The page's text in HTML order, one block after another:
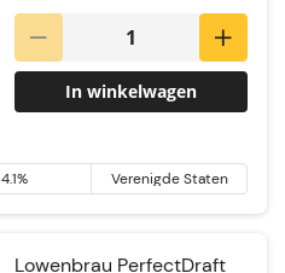
In winkelwagen
4.1% Verenigde Staten
Lowenbrau PerfectDraft